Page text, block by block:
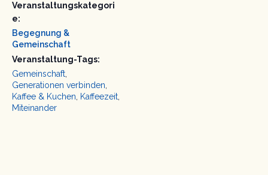
Veranstaltungskategori
e:
Begegnung &
Gemeinschaft
Veranstaltung-Tags:
Gemeinschaft,
Generationen verbinden,
Kaffee & Kuchen, Kaffeezeit,
Miteinander